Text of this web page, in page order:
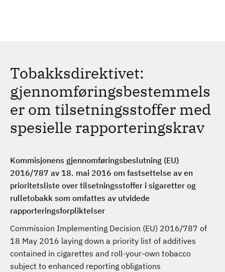
Tobakksdirektivet:
gjennomføringsbestemmels
er om tilsetningsstoffer med
spesielle rapporteringskrav
Kommisjonens gjennomføringsbeslutning (EU)
2016/787 av 18. mai 2016 om fastsettelse av en
prioritetsliste over tilsetningsstoffer i sigaretter og
rulletobakk som omfattes av utvidede
rapporteringsforpliktelser
Commission Implementing Decision (EU) 2016/787 of
18 May 2016 laying down a priority list of additives
contained in cigarettes and roll-your-own tobacco
subject to enhanced reporting obligations